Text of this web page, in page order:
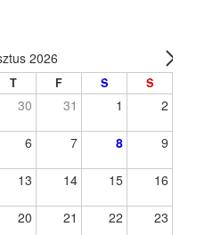
2026
T F S S
30 31 1 2
6 7 8 9
13 14 15 16
20 21 22 23